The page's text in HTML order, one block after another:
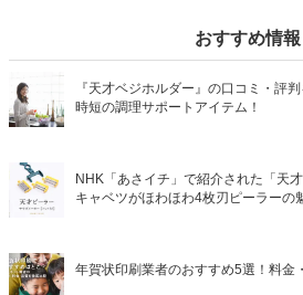
おすすめ情報
『天才ベジホルダー』の口コミ・評
時短の調理サポートアイテム！
NHK「あさイチ」で紹介された「天
キャベツがほわほわ4枚刃ピーラーの
年賀状印刷業者のおすすめ5選！料金